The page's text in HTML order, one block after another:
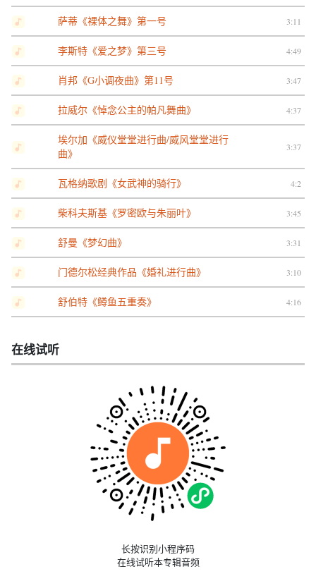
萨蒂《裸体之舞》第一号 3:11
李斯特《爱之梦》第三号 4:49
肖邦《G小调夜曲》第11号 3:47
拉威尔《悼念公主的帕凡舞曲》 4:37
埃尔加《威仪堂堂进行曲/威风堂堂进行
曲》
3:37
瓦格纳歌剧《女武神的骑行》 4:2
柴科夫斯基《罗密欧与朱丽叶》 3:45
舒曼《梦幻曲》 3:31
门德尔松经典作品《婚礼进行曲》 3:10
舒伯特《鳟鱼五重奏》 4:16
在线试听
长按识别小程序码
在线试听本专辑音频